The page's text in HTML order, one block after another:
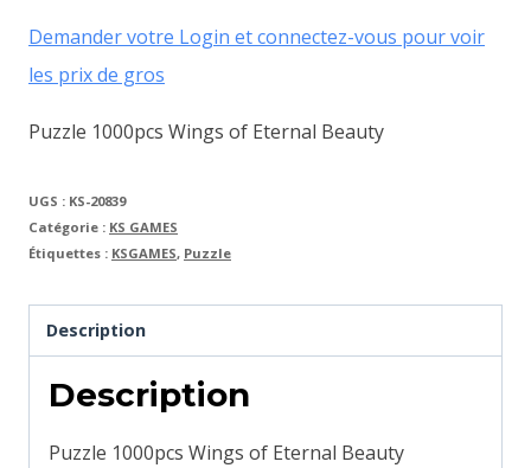
Demander votre Login et connectez-vous pour voir
les prix de gros
Puzzle 1000pcs Wings of Eternal Beauty
UGS : KS-20839
Catégorie : KS GAMES
Étiquettes : KSGAMES, Puzzle
Description
Description
Puzzle 1000pcs Wings of Eternal Beauty